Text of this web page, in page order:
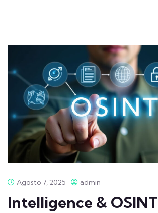
Agosto 7, 2025 admin
Intelligence & OSINT